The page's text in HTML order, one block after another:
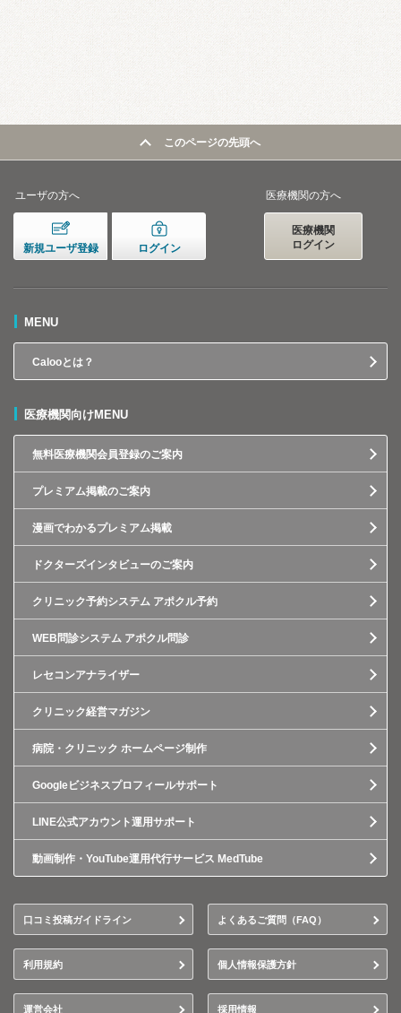
このページの先頭へ
ユーザの方へ
新規ユーザ登録 ログイン
医療機関の方へ
医療機関
ログイン
MENU
Calooとは？
医療機関向けMENU
無料医療機関会員登録のご案内
プレミアム掲載のご案内
漫画でわかるプレミアム掲載
ドクターズインタビューのご案内
クリニック予約システム アポクル予約
WEB問診システム アポクル問診
レセコンアナライザー
クリニック経営マガジン
病院・クリニック ホームページ制作
Googleビジネスプロフィールサポート
LINE公式アカウント運用サポート
動画制作・YouTube運用代行サービス MedTube
口コミ投稿ガイドライン よくあるご質問（FAQ）
利用規約 個人情報保護方針
運営会社 採用情報